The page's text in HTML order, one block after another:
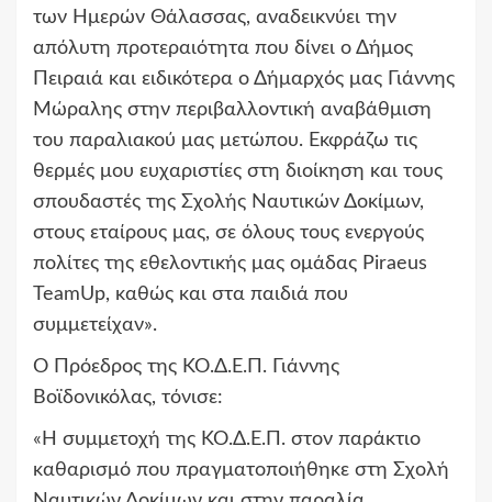
των Ημερών Θάλασσας, αναδεικνύει την
απόλυτη προτεραιότητα που δίνει ο Δήμος
Πειραιά και ειδικότερα ο Δήμαρχός μας Γιάννης
Μώραλης στην περιβαλλοντική αναβάθμιση
του παραλιακού μας μετώπου. Εκφράζω τις
θερμές μου ευχαριστίες στη διοίκηση και τους
σπουδαστές της Σχολής Ναυτικών Δοκίμων,
στους εταίρους μας, σε όλους τους ενεργούς
πολίτες της εθελοντικής μας ομάδας Piraeus
TeamUp, καθώς και στα παιδιά που
συμμετείχαν».
Ο Πρόεδρος της ΚΟ.Δ.Ε.Π. Γιάννης
Βοϊδονικόλας, τόνισε:
«Η συμμετοχή της ΚΟ.Δ.Ε.Π. στον παράκτιο
καθαρισμό που πραγματοποιήθηκε στη Σχολή